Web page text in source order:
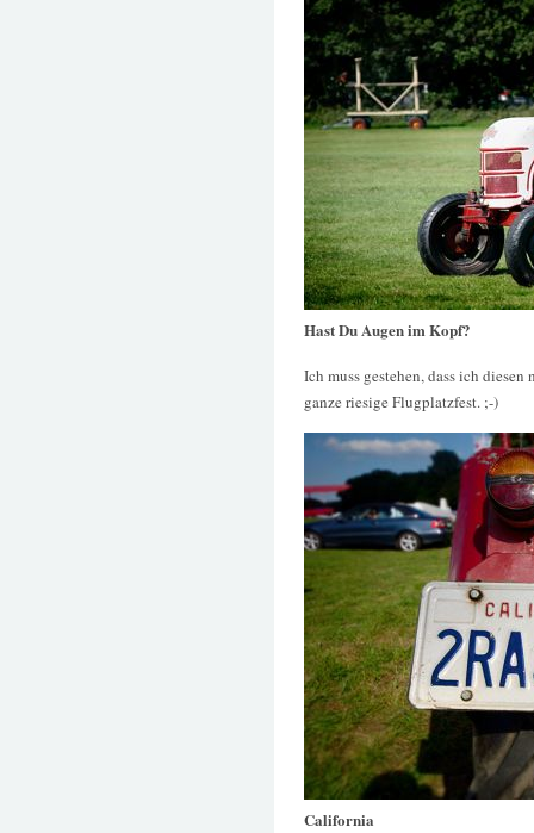
Hast Du Augen im Kopf?
Ich muss gestehen, dass ich
ganze riesige Flugplatzfest. ;-)
California